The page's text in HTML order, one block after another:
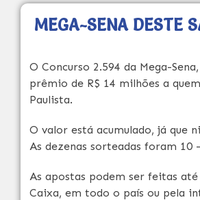
MEGA-SENA DESTE
O Concurso 2.594 da Mega-
prêmio de R$ 14 milhões a
Paulista.
O valor está acumulado, já que
As dezenas sorteadas foram 10
As apostas podem ser feitas
Caixa, em todo o país ou pela